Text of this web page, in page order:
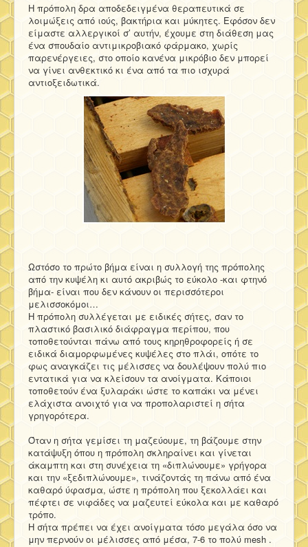
Η πρόπολη δρα αποδεδειγμένα θεραπευτικά σε
λοιμώξεις από ιούς, βακτήρια και μύκητες. Εφόσον δεν
είμαστε αλλεργικοί σ’ αυτήν, έχουμε στη διάθεση μας
ένα σπουδαίο αντιμικροβιακό φάρμακο, χωρίς
παρενέργειες, στο οποίο κανένα μικρόβιο δεν μπορεί
να γίνει ανθεκτικό κι ένα από τα πιο ισχυρά
αντιοξειδωτικά.
Ωστόσο το πρώτο βήμα είναι η συλλογή της πρόπολης
από την κυψέλη κι αυτό ακριβώς το εύκολο -και φτηνό
βήμα- είναι που δεν κάνουν οι περισσότεροι
μελισσοκόμοι…
Η πρόπολη συλλέγεται με ειδικές σήτες, σαν το
πλαστικό βασιλικό διάφραγμα περίπου, που
τοποθετούνται πάνω από τους κηρηθροφορείς ή σε
ειδικά διαμορφωμένες κυψέλες στο πλάι, οπότε το
φως αναγκάζει τις μέλισσες να δουλέψουν πολύ πιο
εντατικά για να κλείσουν τα ανοίγματα. Κάποιοι
τοποθετούν ένα ξυλαράκι ώστε το καπάκι να μένει
ελάχιστα ανοιχτό για να προπολαριστεί η σήτα
γρηγορότερα.
Όταν η σήτα γεμίσει τη μαζεύουμε, τη βάζουμε στην
κατάψυξη όπου η πρόπολη σκληραίνει και γίνεται
άκαμπτη και στη συνέχεια τη «διπλώνουμε» γρήγορα
και την «ξεδιπλώνουμε», τινάζοντάς τη πάνω από ένα
καθαρό ύφασμα, ώστε η πρόπολη που ξεκολλάει και
πέφτει σε νιφάδες να μαζευτεί εύκολα και με καθαρό
τρόπο.
Η σήτα πρέπει να έχει ανοίγματα τόσο μεγάλα όσο να
μην περνούν οι μέλισσες από μέσα, 7-6 το πολύ mesh .